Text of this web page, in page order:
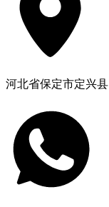
河北省保定市定兴县